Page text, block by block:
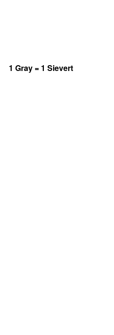
1 Gray = 1 Sievert